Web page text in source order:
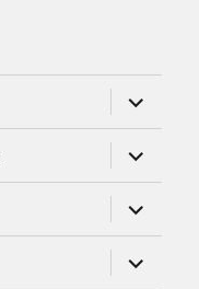
підменю
підменю
підменю
підменю